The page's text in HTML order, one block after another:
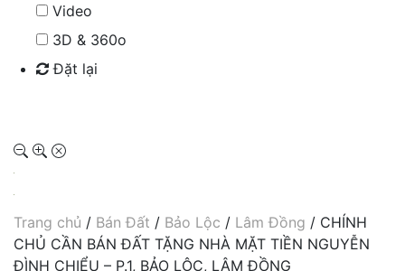
Video
3D & 360o
Đặt lại
Trang chủ / Bán Đất / Bảo Lộc / Lâm Đồng / CHÍNH
CHỦ CẦN BÁN ĐẤT TẶNG NHÀ MẶT TIỀN NGUYỄN
ĐÌNH CHIỂU – P.1, BẢO LỘC, LÂM ĐỒNG